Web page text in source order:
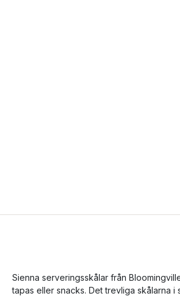
Sienna serveringsskålar från
tapas eller snacks. Det trevliga skålarna